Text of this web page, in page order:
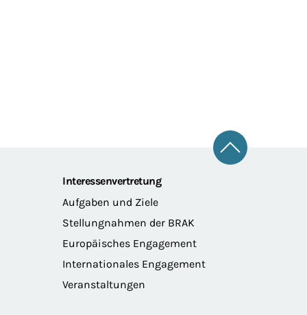
Zum
Interessenvertretung
Aufgaben und Ziele
Stellungnahmen der BRAK
Europäisches Engagement
Internationales Engagement
Veranstaltungen